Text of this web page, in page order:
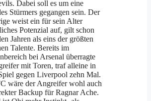
Dabei soll es um eine
Stürmers gegangen sein. Der
weist ein für sein Alter
Potenzial auf, gilt schon
Jahren als eins der größten
Talente. Bereits im
bei Arsenal überragte
mit Toren, traf alleine in
gegen Liverpool zehn Mal.
wäre der Angreifer wohl auch
Backup für Ragnar Ache.